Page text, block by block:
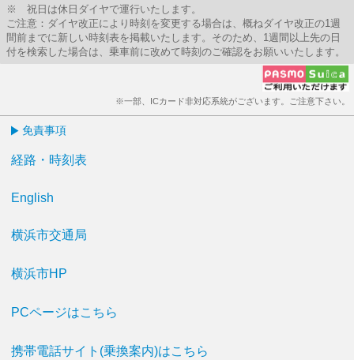
※ 祝日は休日ダイヤで運行いたします。
ご注意：ダイヤ改正により時刻を変更する場合は、概ねダイヤ改正の1週
間前までに新しい時刻表を掲載いたします。そのため、1週間以上先の日
付を検索した場合は、乗車前に改めて時刻のご確認をお願いいたします。
※一部、ICカード非対応系統がございます。ご注意下さい。
免責事項
経路・時刻表
English
横浜市交通局
横浜市HP
PCページはこちら
携帯電話サイト(乗換案内)はこちら